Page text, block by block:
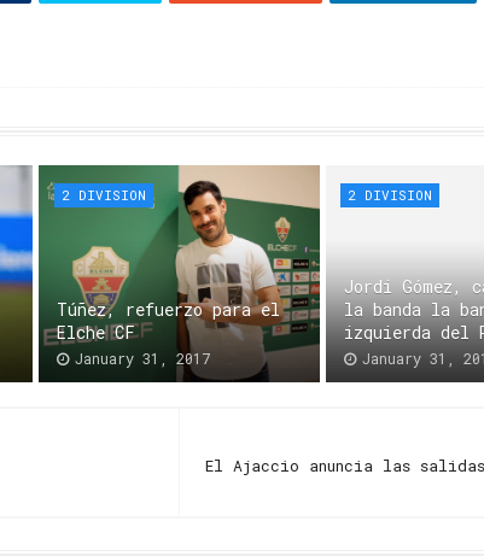
2 DIVISION
Túñez, refuerzo para el
Elche CF
January 31, 2017
2 DIVISION
Jordi Gómez,
la banda la
izquierda del
January 31,
El Ajaccio anuncia las